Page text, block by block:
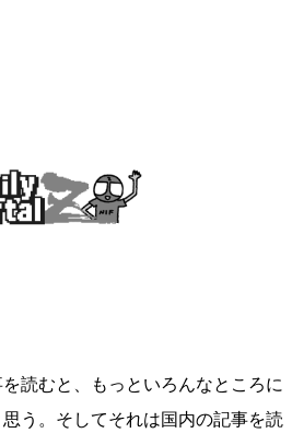
読むと、もっといろんなところに
う。そしてそれは国内の記事を読